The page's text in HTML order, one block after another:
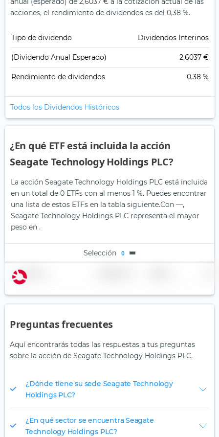
acciones, el rendimiento de dividendos es del 0,38 %.
Tipo de dividendo Dividendos Interinos
(Dividendo Anual Esperado) 2,6037 €
Rendimiento de dividendos 0,38 %
Todos los Dividendos Históricos
¿En qué ETF está incluida la acción
Seagate Technology Holdings PLC?
La acción Seagate Technology Holdings PLC está incluida
en un total de 0 ETFs con al menos 1 %. Puedes encontrar
una lista de estos ETFs en la tabla siguiente.Con —,
Seagate Technology Holdings PLC representa el mayor
peso en .
Selección 0
Nombre
Preguntas frecuentes
Aquí encontrarás todas las respuestas a tus preguntas
sobre la acción de Seagate Technology Holdings PLC.
¿Dónde tiene su sede Seagate Technology
Holdings PLC?
¿En qué sector se encuentra Seagate
Technology Holdings PLC?